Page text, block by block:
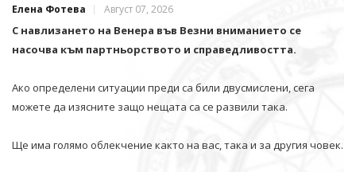
Елена Фотева Август 07, 2026
С навлизането на Венера във Везни вниманието се
насочва към партньорството и справедливостта.
Ако определени ситуации преди са били двусмислени, сега
можете да изясните защо нещата са се развили така.
Ще има голямо облекчение както на вас, така и за другия човек.